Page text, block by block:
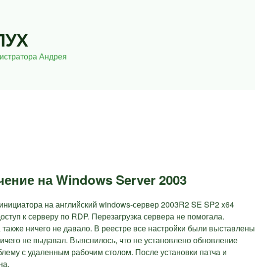
Андрея
на Windows Server 2003
на английский windows-сервер 2003R2 SE SP2 x64
к серверу по RDP. Перезагрузка сервера не помогала.
ничего не давало. В реестре все настройки были выставлены
не выдавал. Выяснилось, что не установлено обновление
с удаленным рабочим столом. После установки патча и